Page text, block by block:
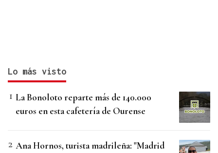
Lo más visto
La Bonoloto reparte más de 140.000
euros en esta cafetería de Ourense
Ana Hornos, turista madrileña: "Madrid